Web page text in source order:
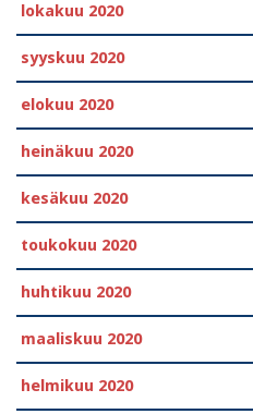
lokakuu 2020
syyskuu 2020
elokuu 2020
heinäkuu 2020
kesäkuu 2020
toukokuu 2020
huhtikuu 2020
maaliskuu 2020
helmikuu 2020